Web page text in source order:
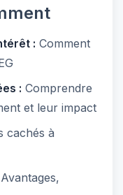
: Comment
: Comprendre
et leur impact
cachés à
Avantages,